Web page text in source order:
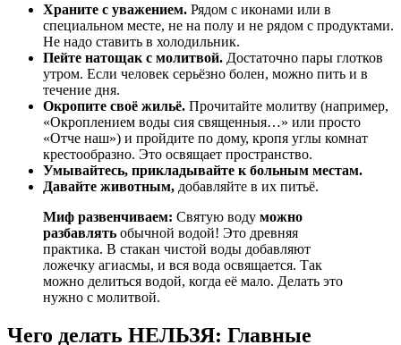
Храните с уважением. Рядом с иконами или в
специальном месте, не на полу и не рядом с продуктами.
Не надо ставить в холодильник.
Пейте натощак с молитвой. Достаточно пары глотков
утром. Если человек серьёзно болен, можно пить и в
течение дня.
Окропите своё жильё. Прочитайте молитву (например,
«Окроплением воды сия священныя…» или просто
«Отче наш») и пройдите по дому, кропя углы комнат
крестообразно. Это освящает пространство.
Умывайтесь, прикладывайте к больным местам.
Давайте животным, добавляйте в их питьё.
Миф развенчиваем: Святую воду можно
разбавлять обычной водой! Это древняя
практика. В стакан чистой воды добавляют
ложечку агиасмы, и вся вода освящается. Так
можно делиться водой, когда её мало. Делать это
нужно с молитвой.
Чего делать НЕЛЬЗЯ: Главные